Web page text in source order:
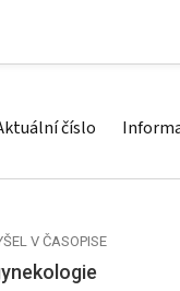
číslo
V ČASOPISE